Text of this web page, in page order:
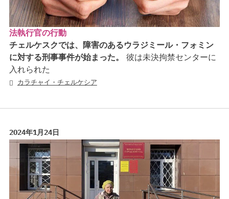
法執行官の行動
チェルケスクでは、障害のあるウラジミール・フォミン
に対する刑事事件が始まった。 彼は未決拘禁センターに
入れられた
カラチャイ・チェルケシア
2024年1月24日